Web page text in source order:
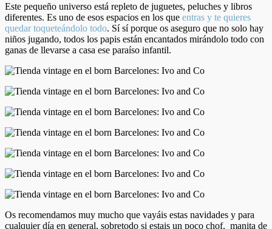
Este pequeño universo está repleto de juguetes, peluches y libros
diferentes. Es uno de esos espacios en los que entras y te quieres
quedar toqueteándolo todo. Sí sí porque os aseguro que no solo hay
niños jugando, todos los papis están encantados mirándolo todo con
ganas de llevarse a casa ese paraíso infantil.
Os recomendamos muy mucho que vayáis estas navidades y para
cualquier día en general, sobretodo si estais un poco chof, manita de